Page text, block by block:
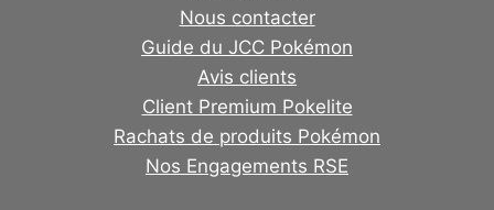
Nous contacter
Guide du JCC Pokémon
Avis clients
Client Premium Pokelite
Rachats de produits Pokémon
Nos Engagements RSE